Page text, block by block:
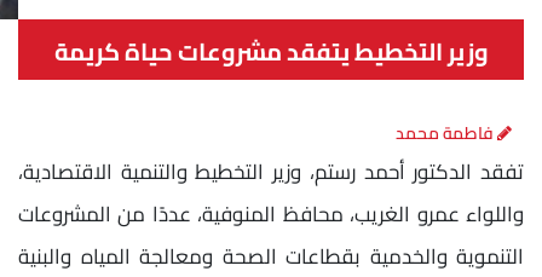
وزير التخطيط يتفقد مشروعات حياة كريمة
فاطمة محمد
تفقد الدكتور أحمد رستم، وزير التخطيط والتنمية الاقتصادية،
واللواء عمرو الغريب، محافظ المنوفية، عددًا من المشروعات
التنموية والخدمية بقطاعات الصحة ومعالجة المياه والبنية